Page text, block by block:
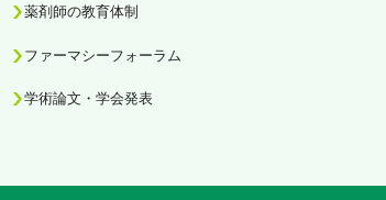
薬剤師の教育体制
ファーマシーフォーラム
学術論文・学会発表